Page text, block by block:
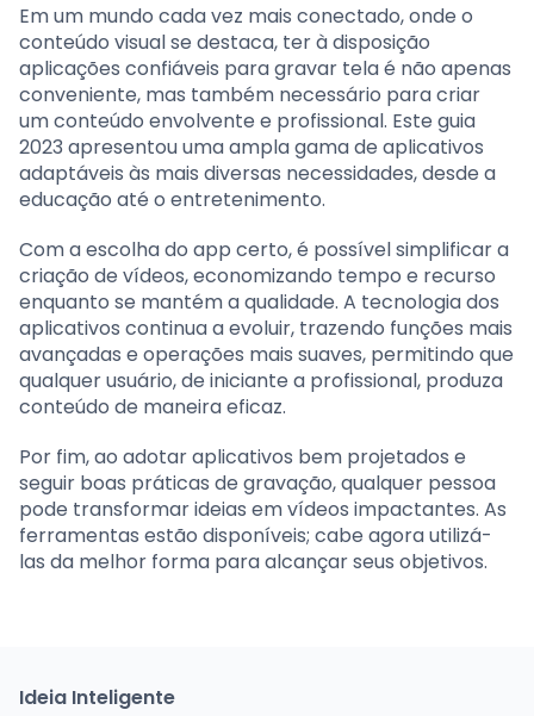
Em um mundo cada vez mais conectado, onde o
conteúdo visual se destaca, ter à disposição
aplicações confiáveis para gravar tela é não apenas
conveniente, mas também necessário para criar
um conteúdo envolvente e profissional. Este guia
2023 apresentou uma ampla gama de aplicativos
adaptáveis às mais diversas necessidades, desde a
educação até o entretenimento.
Com a escolha do app certo, é possível simplificar a
criação de vídeos, economizando tempo e recurso
enquanto se mantém a qualidade. A tecnologia dos
aplicativos continua a evoluir, trazendo funções mais
avançadas e operações mais suaves, permitindo que
qualquer usuário, de iniciante a profissional, produza
conteúdo de maneira eficaz.
Por fim, ao adotar aplicativos bem projetados e
seguir boas práticas de gravação, qualquer pessoa
pode transformar ideias em vídeos impactantes. As
ferramentas estão disponíveis; cabe agora utilizá-
las da melhor forma para alcançar seus objetivos.
Ideia Inteligente